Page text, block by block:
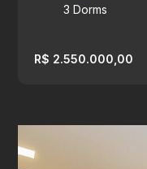
3 Dorms
R$ 2.550.000,00